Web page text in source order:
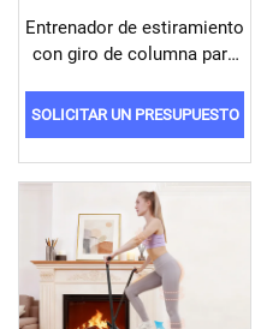
Entrenador de estiramiento
con giro de columna para
de cintura y columna
SOLICITAR UN PRESUPUESTO